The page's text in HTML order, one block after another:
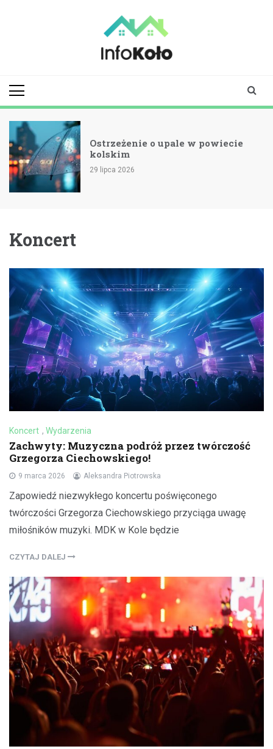
Ostrzeżenie o upale w powiecie
kolskim
15 lipca 2026
Koncert
Koncert , Wydarzenia
Zachwyty: Muzyczna podróż przez twórczość
Grzegorza Ciechowskiego!
9 marca 2026 Aleksandra Piotrowska
Zapowiedź niezwykłego koncertu poświęconego
twórczości Grzegorza Ciechowskiego przyciąga uwagę
miłośników muzyki. MDK w Kole będzie
CZYTAJ DALEJ